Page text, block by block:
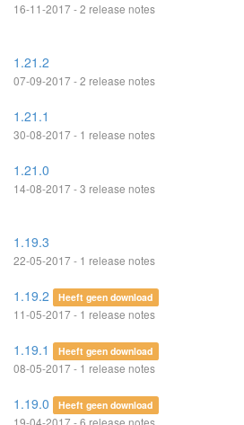
16-11-2017 - 2 release notes
1.21.2
07-09-2017 - 2 release notes
1.21.1
30-08-2017 - 1 release notes
1.21.0
14-08-2017 - 3 release notes
1.19.3
22-05-2017 - 1 release notes
1.19.2 Heeft geen download
11-05-2017 - 1 release notes
1.19.1 Heeft geen download
08-05-2017 - 1 release notes
1.19.0 Heeft geen download
19-04-2017 - 6 release notes